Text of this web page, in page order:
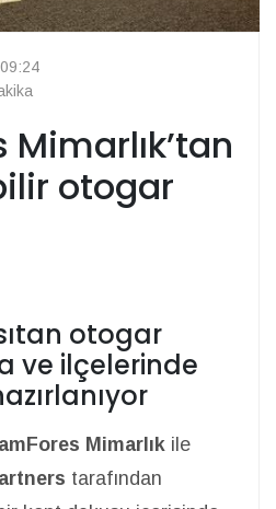
otogar
otogar
ve ilçelerinde
Mimarlık ile
tarafından